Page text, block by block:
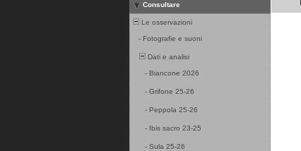
Consultare
Le osservazioni
- Fotografie e suoni
Dati e analisi
- Biancone 2026
- Grifone 25-26
- Peppola 25-26
- Ibis sacro 23-25
- Sula 25-26